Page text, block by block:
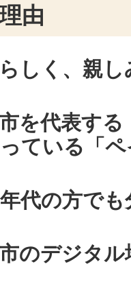
由
しく、親
を代表す
ている「
代の方で
のデジタ